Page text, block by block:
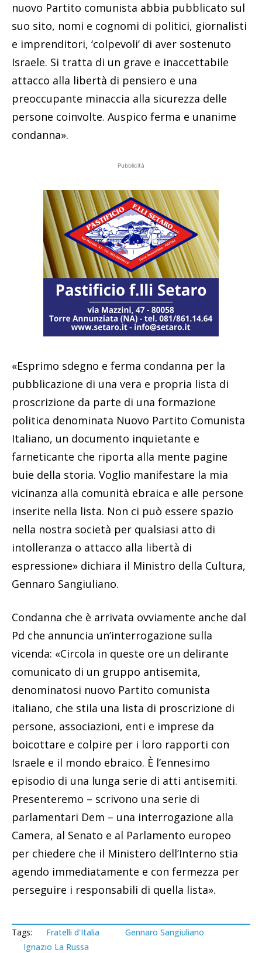
nuovo Partito comunista abbia pubblicato sul
suo sito, nomi e cognomi di politici, giornalisti
e imprenditori, ‘colpevoli’ di aver sostenuto
Israele. Si tratta di un grave e inaccettabile
attacco alla libertà di pensiero e una
preoccupante minaccia alla sicurezza delle
persone coinvolte. Auspico ferma e unanime
condanna».
Pubblicità
«Esprimo sdegno e ferma condanna per la
pubblicazione di una vera e propria lista di
proscrizione da parte di una formazione
politica denominata Nuovo Partito Comunista
Italiano, un documento inquietante e
farneticante che riporta alla mente pagine
buie della storia. Voglio manifestare la mia
vicinanza alla comunità ebraica e alle persone
inserite nella lista. Non ci può essere spazio
nella nostra società per qualsiasi atto di
intolleranza o attacco alla libertà di
espressione» dichiara il Ministro della Cultura,
Gennaro Sangiuliano.
Condanna che è arrivata ovviamente anche dal
Pd che annuncia un’interrogazione sulla
vicenda: «Circola in queste ore un delirante
comunicato di un gruppo antisemita,
denominatosi nuovo Partito comunista
italiano, che stila una lista di proscrizione di
persone, associazioni, enti e imprese da
boicottare e colpire per i loro rapporti con
Israele e il mondo ebraico. È l’ennesimo
episodio di una lunga serie di atti antisemiti.
Presenteremo – scrivono una serie di
parlamentari Dem – una interrogazione alla
Camera, al Senato e al Parlamento europeo
per chiedere che il Ministero dell’Interno stia
agendo immediatamente e con fermezza per
perseguire i responsabili di quella lista».
Tags: Fratelli d'Italia
Gennaro Sangiuliano
Ignazio La Russa